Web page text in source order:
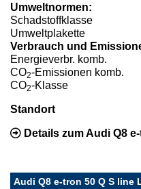
Umweltnormen:
Schadstoffklasse
Umweltplakette
Verbrauch und
Energieverbr. komb.
CO2-Emissionen komb.
CO2-Klasse
Standort
Details zum Audi Q8
Audi Q8 e-tron 50 Q S line